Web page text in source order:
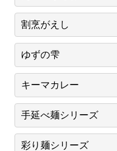
割烹がえし
ゆずの雫
キーマカレー
手延べ麺シリーズ
彩り麺シリーズ